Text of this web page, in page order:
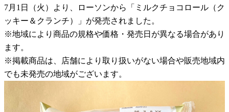
7月1日（火）より、ローソンから「ミルクチョコロール（ク
ッキー＆クランチ）」が発売されました。
※地域により商品の規格や価格・発売日が異なる場合があり
ます。
※掲載商品は、店舗により取り扱いがない場合や販売地域内
でも未発売の地域がございます。